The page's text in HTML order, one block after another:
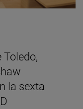
Toledo,
la sexta